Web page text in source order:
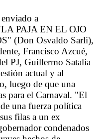
a
PAJA EN EL OJO
(Don Osvaldo Sarli),
Francisco Azcué,
PJ, Guillermo Satalía
actual y al
luego de que una
para el Carnaval. "El
una fuerza política
filas a un ex
condenados